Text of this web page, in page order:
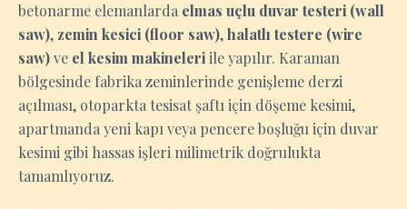
betonarme elemanlarda elmas uçlu duvar testeri (wall
saw), zemin kesici (floor saw),halatlı testere (wire
saw)ve el kesim makineleriile yapılır. Karaman
bölgesinde fabrika zeminlerinde genişleme derzi
açılması, otoparkta tesisat şaftı için döşeme kesimi,
apartmanda yeni kapı veya pencere boşluğu için duvar
kesimi gibi hassas işleri milimetrik doğrulukta
tamamlıyoruz.